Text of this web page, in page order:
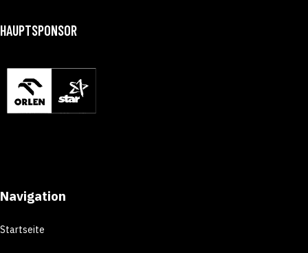
HAUPTSPONSOR
Navigation
Startseite